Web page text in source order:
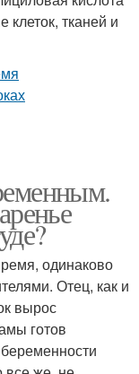
клеток, тканей и
одинаково
Отец, как и
вырос
готов